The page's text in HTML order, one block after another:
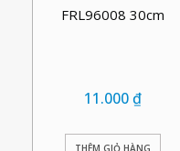
FRL96008 30cm
11.000₫
THÊM GIỎ HÀNG